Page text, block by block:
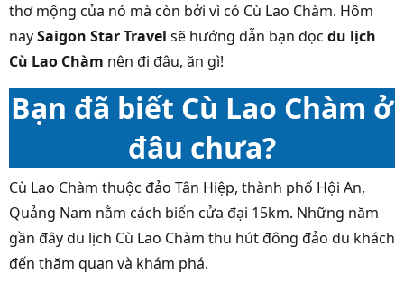
thơ mộng của nó mà còn bởi vì có Cù Lao Chàm. Hôm
naySaigon Star Travel sẽ hướng dẫn bạn đọc du lịch
Cù Lao Chàm nên đi đâu, ăn gì!
Bạn đã biết Cù Lao Chàm ở
đâu chưa?
Cù Lao Chàm thuộc đảo Tân Hiệp, thành phố Hội An,
Quảng Nam nằm cách biển cửa đại 15km. Những năm
gần đây du lịch Cù Lao Chàm thu hút đông đảo du khách
đến thăm quan và khám phá.